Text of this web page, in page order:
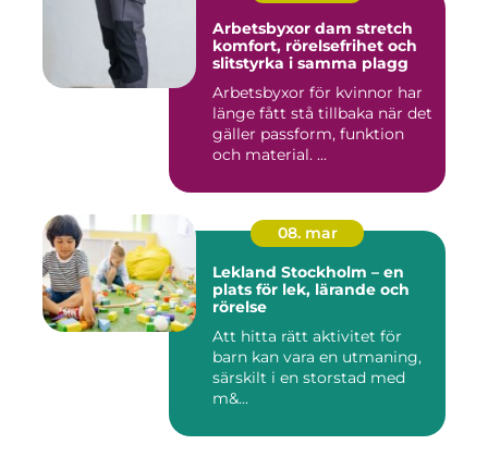
Arbetsbyxor dam stretch
komfort, rörelsefrihet och
slitstyrka i samma plagg
Arbetsbyxor för kvinnor har
länge fått stå tillbaka när det
gäller passform, funktion
och material. ...
08. mar
Lekland Stockholm – en
plats för lek, lärande och
rörelse
Att hitta rätt aktivitet för
barn kan vara en utmaning,
särskilt i en storstad med
m&...